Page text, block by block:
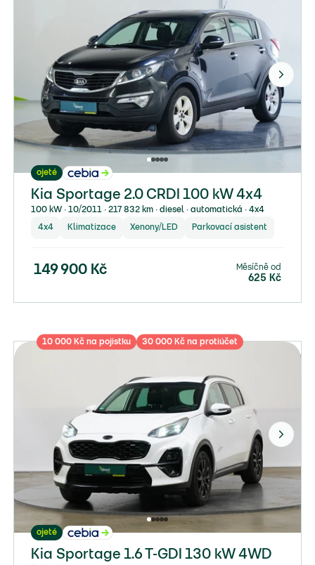
ojeté
Kia Sportage 2.0 CRDI 100 kW 4x4
100 kW ∙ 10/2011 ∙ 217 832 km ∙ diesel ∙ automatická ∙ 4x4
4x4 Klimatizace Xenony/LED Parkovací asistent
149 900 Kč Měsíčně od
625 Kč
10 000 Kč na pojistku 30 000 Kč na protiúčet
ojeté
Kia Sportage 1.6 T-GDI 130 kW 4WD